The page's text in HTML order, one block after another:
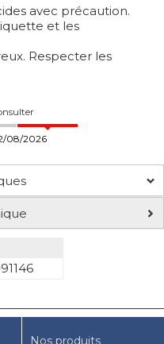
avec précaution.
et les
Respecter les
08/2026
Nos produits